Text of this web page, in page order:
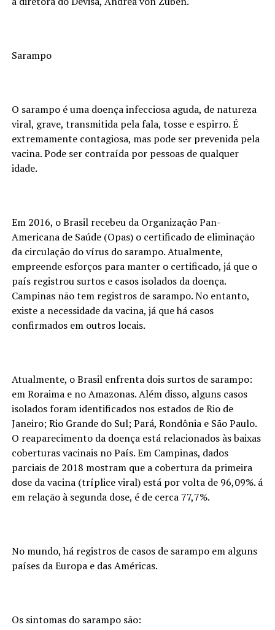
Sarampo
O sarampo é uma doença infecciosa aguda, de natureza
viral, grave, transmitida pela fala, tosse e espirro. É
extremamente contagiosa, mas pode ser prevenida pela
vacina. Pode ser contraída por pessoas de qualquer
idade.
Em 2016, o Brasil recebeu da Organização Pan-
Americana de Saúde (Opas) o certificado de eliminação
da circulação do vírus do sarampo. Atualmente,
empreende esforços para manter o certificado, já que o
país registrou surtos e casos isolados da doença.
Campinas não tem registros de sarampo. No entanto,
existe a necessidade da vacina, já que há casos
confirmados em outros locais.
Atualmente, o Brasil enfrenta dois surtos de sarampo:
em Roraima e no Amazonas. Além disso, alguns casos
isolados foram identificados nos estados de Rio de
Janeiro; Rio Grande do Sul; Pará, Rondônia e São Paulo.
O reaparecimento da doença está relacionados às baixas
coberturas vacinais no País. Em Campinas, dados
parciais de 2018 mostram que a cobertura da primeira
dose da vacina (tríplice viral) está por volta de 96,09%. á
em relação à segunda dose, é de cerca 77,7%.
No mundo, há registros de casos de sarampo em alguns
países da Europa e das Américas.
Os sintomas do sarampo são: